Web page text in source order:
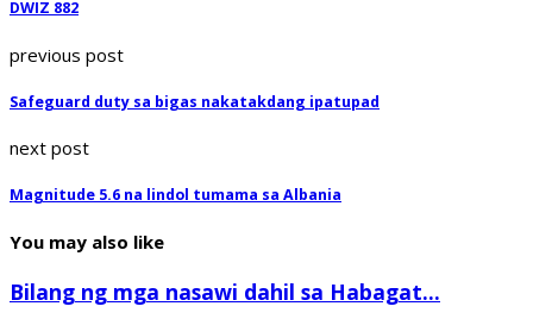
DWIZ 882
previous post
Safeguard duty sa bigas nakatakdang ipatupad
next post
Magnitude 5.6 na lindol tumama sa Albania
You may also like
Bilang ng mga nasawi dahil sa Habagat...